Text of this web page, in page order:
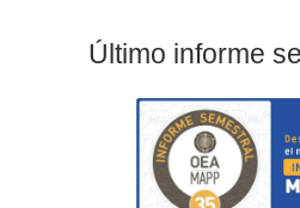
Último informe